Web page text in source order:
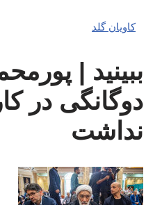
کاویان گلد
ببینید |
دوگانگی در
نداشت